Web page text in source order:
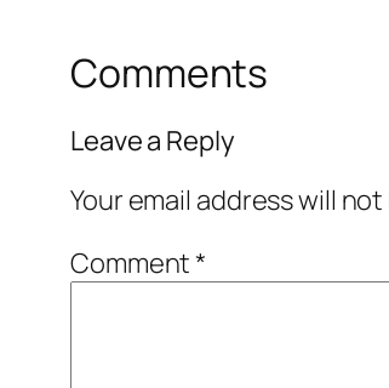
Comments
Leave a Reply
Your email address will
Comment*